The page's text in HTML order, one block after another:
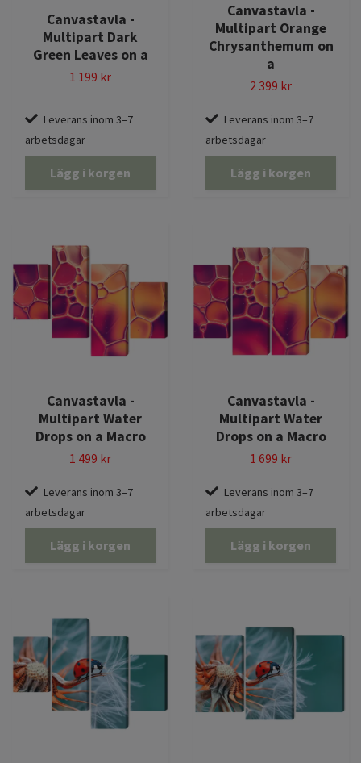
Canvastavla -
Multipart Dark
Green Leaves on a
1 199 kr
Leverans inom 3–7
arbetsdagar
Lägg i korgen
Canvastavla -
Multipart Orange
Chrysanthemum on
a
2 399 kr
Leverans inom 3–7
arbetsdagar
Lägg i korgen
Canvastavla -
Multipart Water
Drops on a Macro
1 499 kr
Leverans inom 3–7
arbetsdagar
Lägg i korgen
Canvastavla -
Multipart Water
Drops on a Macro
1 699 kr
Leverans inom 3–7
arbetsdagar
Lägg i korgen